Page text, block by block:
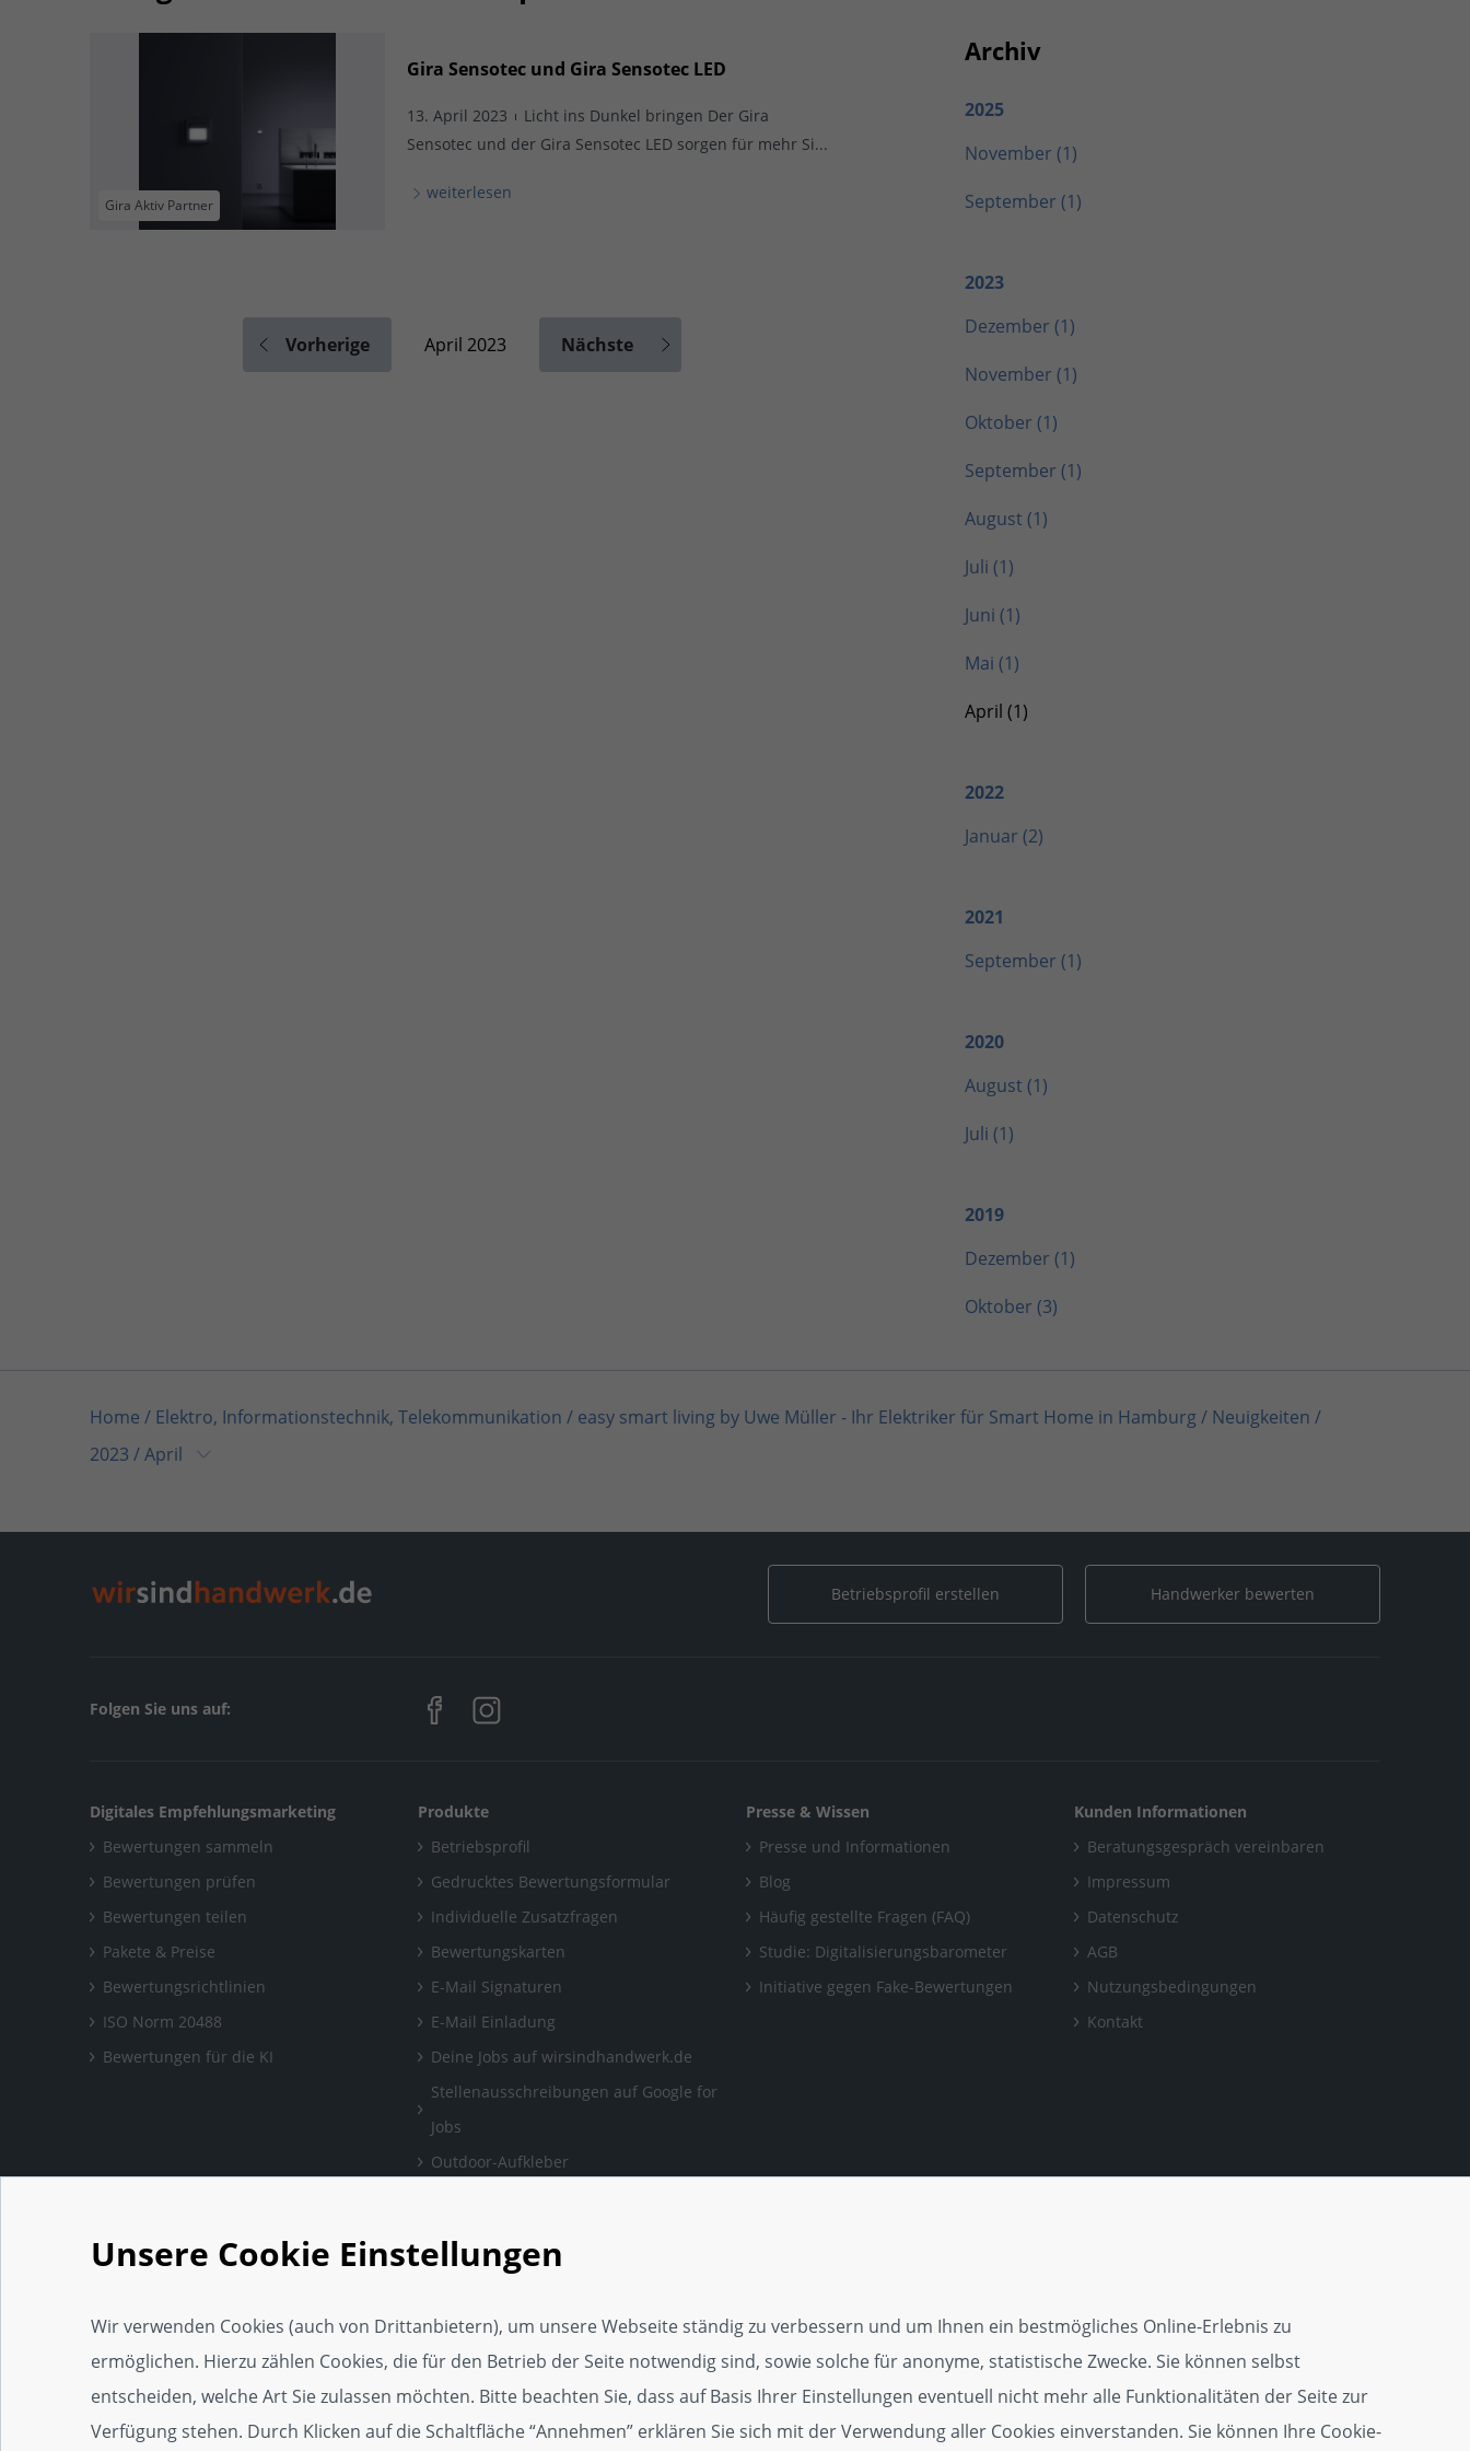
Gira Aktiv Partner
Gira Sensotec und Gira Sensotec LED
13. April 2023
Licht ins Dunkel bringen Der Gira
Sensotec und der Gira Sensotec LED sorgen für mehr Si...
weiterlesen
Vorherige April 2023 Nächste
Archiv
2025
November (1)
September (1)
2023
Dezember (1)
November (1)
Oktober (1)
September (1)
August (1)
Juli (1)
Juni (1)
Mai (1)
April (1)
2022
Januar (2)
2021
September (1)
2020
August (1)
Juli (1)
2019
Dezember (1)
Oktober (3)
Home / Elektro, Informationstechnik, Telekommunikation / easy smart living by Uwe Müller - Ihr Elektriker für Smart Home in Hamburg/ Neuigkeiten /
2023 /April
Betriebsprofil erstellen Handwerker bewerten
Folgen Sie uns auf:
Digitales Empfehlungsmarketing
Bewertungen sammeln
Bewertungen prüfen
Bewertungen teilen
Pakete & Preise
Bewertungsrichtlinien
ISO Norm 20488
Bewertungen für die KI
Produkte
Betriebsprofil
Gedrucktes Bewertungsformular
Individuelle Zusatzfragen
Bewertungskarten
E-Mail Signaturen
E-Mail Einladung
Deine Jobs auf wirsindhandwerk.de
Stellenausschreibungen auf Google for
Jobs
Outdoor-Aufkleber
Handwerker Webseite
Social Media Vorlage
Web-App
Widget
SEO-Widget
Presse & Wissen
Presse und Informationen
Blog
Häufig gestellte Fragen (FAQ)
Studie: Digitalisierungsbarometer
Initiative gegen Fake-Bewertungen
Kunden Informationen
Beratungsgespräch vereinbaren
Impressum
Datenschutz
AGB
Nutzungsbedingungen
Kontakt
Unsere Cookie Einstellungen
Wir verwenden Cookies (auch von Drittanbietern), um unsere Webseite ständig zu verbessern und um Ihnen ein bestmögliches Online-Erlebnis zu
ermöglichen. Hierzu zählen Cookies, die für den Betrieb der Seite notwendig sind, sowie solche für anonyme, statistische Zwecke. Sie können selbst
entscheiden, welche Art Sie zulassen möchten. Bitte beachten Sie, dass auf Basis Ihrer Einstellungen eventuell nicht mehr alle Funktionalitäten der Seite zur
Verfügung stehen. Durch Klicken auf die Schaltfläche “Annehmen” erklären Sie sich mit der Verwendung aller Cookies einverstanden. Sie können Ihre Cookie-